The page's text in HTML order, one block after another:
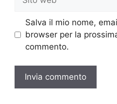
web
Salva il mio nome,
browser per la
commento.